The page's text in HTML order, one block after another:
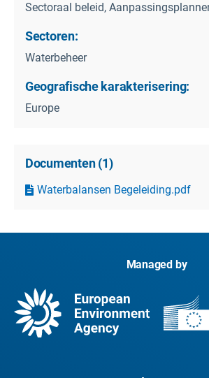
Sectoraal beleid,
Sectoren:
Waterbeheer
Geografische karakterisering:
Europe
Documenten (1)
Waterbalansen Begeleiding.pdf
Managed by